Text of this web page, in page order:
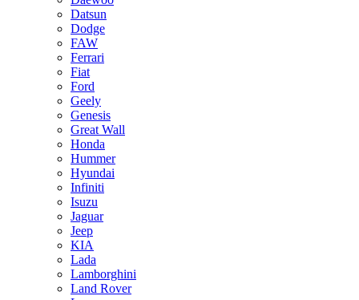
Datsun
Dodge
FAW
Ferrari
Fiat
Ford
Geely
Genesis
Great Wall
Honda
Hummer
Hyundai
Infiniti
Isuzu
Jaguar
Jeep
KIA
Lada
Lamborghini
Land Rover